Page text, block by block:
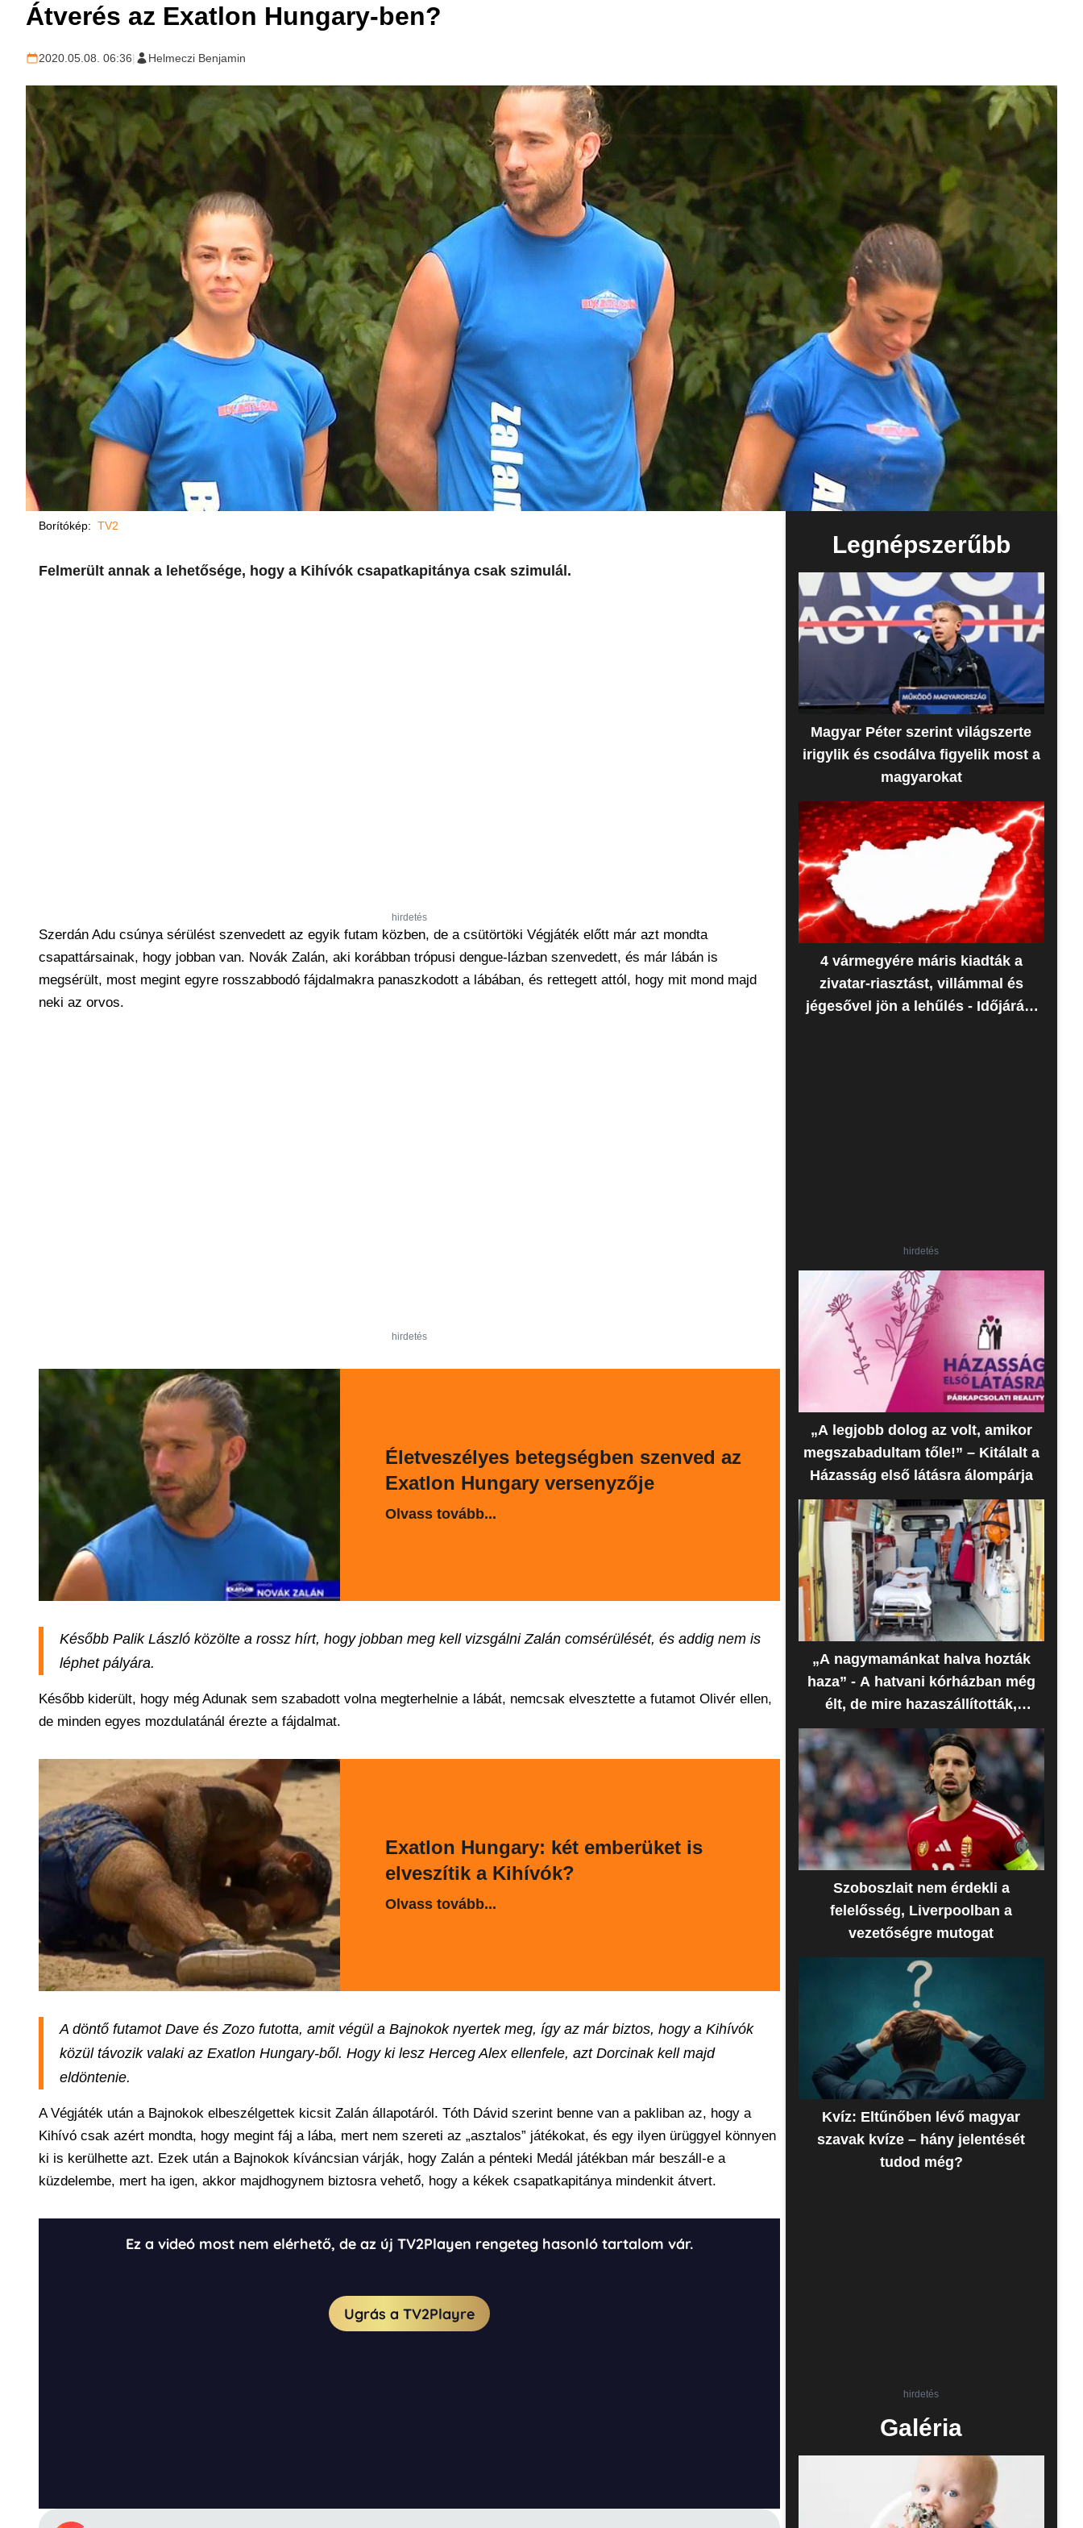
Átverés az Exatlon Hungary-ben?
2020.05.08. 06:36| Helmeczi Benjamin
Borítókép: TV2
Felmerült annak a lehetősége, hogy a Kihívók csapatkapitánya csak szimulál.
hirdetés
Szerdán Adu csúnya sérülést szenvedett az egyik futam közben, de a csütörtöki Végjáték előtt már azt mondta
csapattársainak, hogy jobban van. Novák Zalán, aki korábban trópusi dengue-lázban szenvedett, és már lábán is
megsérült, most megint egyre rosszabbodó fájdalmakra panaszkodott a lábában, és rettegett attól, hogy mit mond majd
neki az orvos.
hirdetés
Életveszélyes betegségben szenved az
Exatlon Hungary versenyzője
Olvass tovább...
Később Palik László közölte a rossz hírt, hogy jobban meg kell vizsgálni Zalán comsérülését, és addig nem is
léphet pályára.
Később kiderült, hogy még Adunak sem szabadott volna megterhelnie a lábát, nemcsak elvesztette a futamot Olivér ellen,
de minden egyes mozdulatánál érezte a fájdalmat.
Exatlon Hungary: két emberüket is
elveszítik a Kihívók?
Olvass tovább...
A döntő futamot Dave és Zozo futotta, amit végül a Bajnokok nyertek meg, így az már biztos, hogy a Kihívók
közül távozik valaki az Exatlon Hungary-ből. Hogy ki lesz Herceg Alex ellenfele, azt Dorcinak kell majd
eldöntenie.
A Végjáték után a Bajnokok elbeszélgettek kicsit Zalán állapotáról. Tóth Dávid szerint benne van a pakliban az, hogy a
Kihívó csak azért mondta, hogy megint fáj a lába, mert nem szereti az „asztalos” játékokat, és egy ilyen ürüggyel könnyen
ki is kerülhette azt. Ezek után a Bajnokok kíváncsian várják, hogy Zalán a pénteki Medál játékban már beszáll-e a
küzdelembe, mert ha igen, akkor majdhogynem biztosra vehető, hogy a kékek csapatkapitánya mindenkit átvert.
Legnépszerűbb
Magyar Péter szerint világszerte
irigylik és csodálva figyelik most a
magyarokat
4 vármegyére máris kiadták a
zivatar-riasztást, villámmal és
jégesővel jön a lehűlés - Időjárás-
hirdetés
„A legjobb dolog az volt, amikor
megszabadultam tőle!” – Kitálalt a
Házasság első látásra álompárja
„A nagymamánkat halva hozták
haza” - A hatvani kórházban még
élt, de mire hazaszállították,
meghalt az idős nő
Szoboszlait nem érdekli a
felelősség, Liverpoolban a
vezetőségre mutogat
Kvíz: Eltűnőben lévő magyar
szavak kvíze – hány jelentését
tudod még?
hirdetés
Galéria